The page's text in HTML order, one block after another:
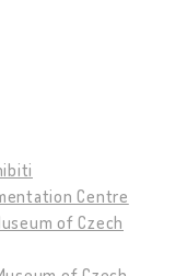
Centre
of Czech